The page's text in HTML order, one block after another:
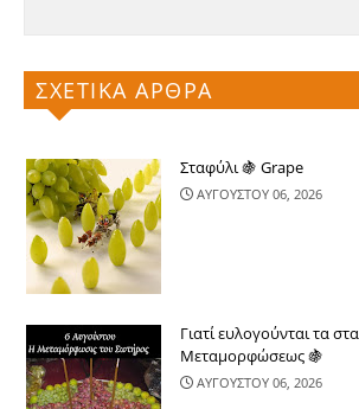
ΣΧΕΤΙΚΑ ΑΡΘΡΑ
Σταφύλι 🍇 Grape
ΑΥΓΟΥΣΤΟΥ 06, 2026
Γιατί ευλογούνται τα
Μεταμορφώσεως 🍇
ΑΥΓΟΥΣΤΟΥ 06, 2026